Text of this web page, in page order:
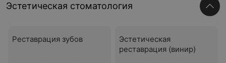
Эстетическая стоматология
Реставрация зубов
Эстетическая
реставрация (винир)